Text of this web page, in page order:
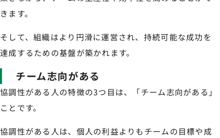
きます。
そして、組織はより円滑に運営され、持続可能な成功を
達成するための基盤が築かれます。
チーム志向がある
協調性がある人の特徴の3つ目は、「チーム志向がある」
ことです。
協調性がある人は、個人の利益よりもチームの目標や成